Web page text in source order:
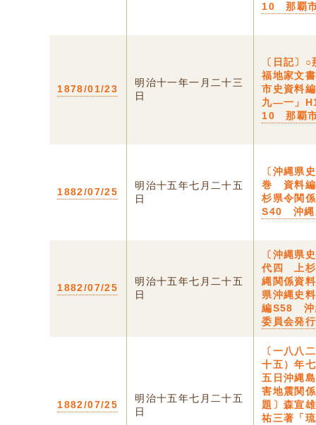
10 那覇
1878/01/23
明治十一年一月二十三
日
〔日記
福地家文
市史資料
九―一」
10 那覇
1882/07/25
明治十五年七月二十五
日
〔沖縄県
巻 資料
杉県令関
S40 沖縄
1882/07/25
明治十五年七月二十五
日
〔沖縄県
代四 上杉
縄関係資
県沖縄史
編S58 沖
委員会発行
1882/07/25
明治十五年七月二十五
日
〔一八八
十五）年
五日沖縄
害地震関
題〕森宣
祐三著「